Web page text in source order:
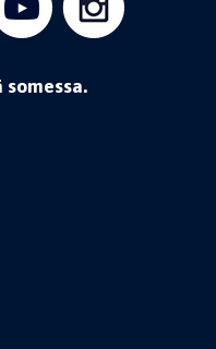
somessa.